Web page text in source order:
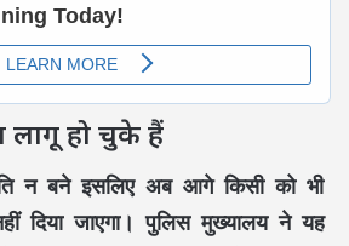
लागू हो चुके हैं
न बने इसलिए अब आगे किसी को भी
दिया जाएगा। पुलिस मुख्यालय ने यह